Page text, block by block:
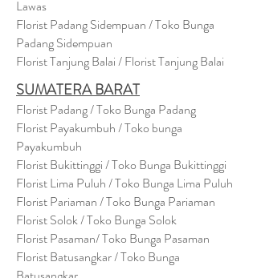
Lawas
Florist Padang Sidempuan / Toko Bunga
Padang Sidempuan
Florist Tanjung Balai / Florist Tanjung Balai
SUMATERA BARAT
Florist Padang / Toko Bunga Padang
Florist Payakumbuh / Toko bunga
Payakumbuh
Florist Bukittinggi / Toko Bunga Bukittinggi
Florist Lima Puluh / Toko Bunga Lima Puluh
Florist Pariaman / Toko Bunga Pariaman
Florist Solok / Toko Bunga Solok
Florist Pasaman/ Toko Bunga Pasaman
Florist Batusangkar / Toko Bunga